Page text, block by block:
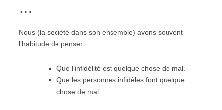
…
Nous (la société dans son ensemble) avons souvent
l’habitude de penser :
Que l’infidélité est quelque chose de mal.
Que les personnes infidèles font quelque
chose de mal.